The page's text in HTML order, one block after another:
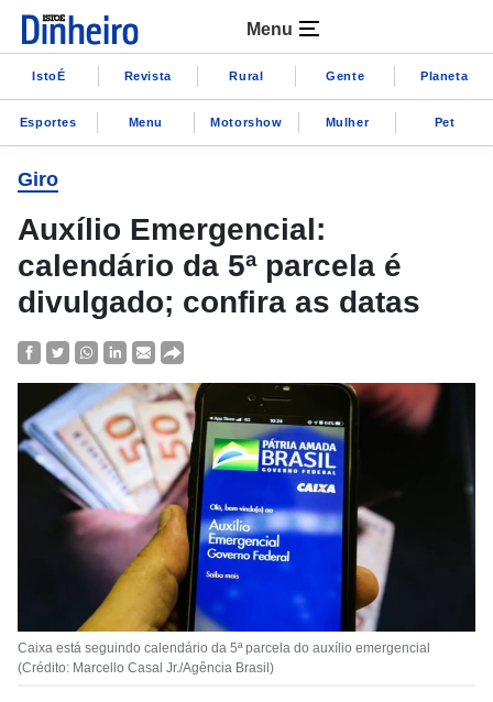
Menu
IstoÉ Revista Rural Gente Planeta
Esportes Menu Motorshow Mulher Pet
Giro
Auxílio Emergencial:
calendário da 5ª parcela é
divulgado; confira as datas
Caixa está seguindo calendário da 5ª parcela do auxílio emergencial
(Crédito: Marcello Casal Jr./Agência Brasil)